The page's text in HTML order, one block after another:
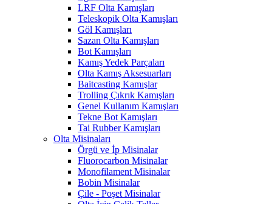
LRF Olta Kamışları
Teleskopik Olta Kamışları
Göl Kamışları
Sazan Olta Kamışları
Bot Kamışları
Kamış Yedek Parçaları
Olta Kamış Aksesuarları
Baitcasting Kamışlar
Trolling Çıkrık Kamışları
Genel Kullanım Kamışları
Tekne Bot Kamışları
Tai Rubber Kamışları
Olta Misinaları
Örgü ve İp Misinalar
Fluorocarbon Misinalar
Monofilament Misinalar
Bobin Misinalar
Çile - Poşet Misinalar